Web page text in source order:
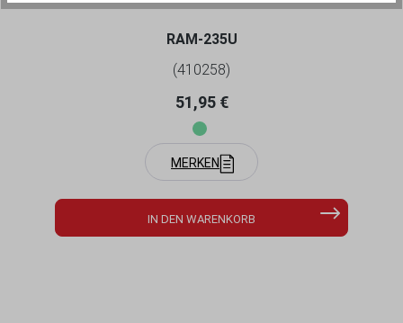
RAM-235U
(410258)
Regulärer Preis:
51,95 €
MERKEN
IN DEN WARENKORB